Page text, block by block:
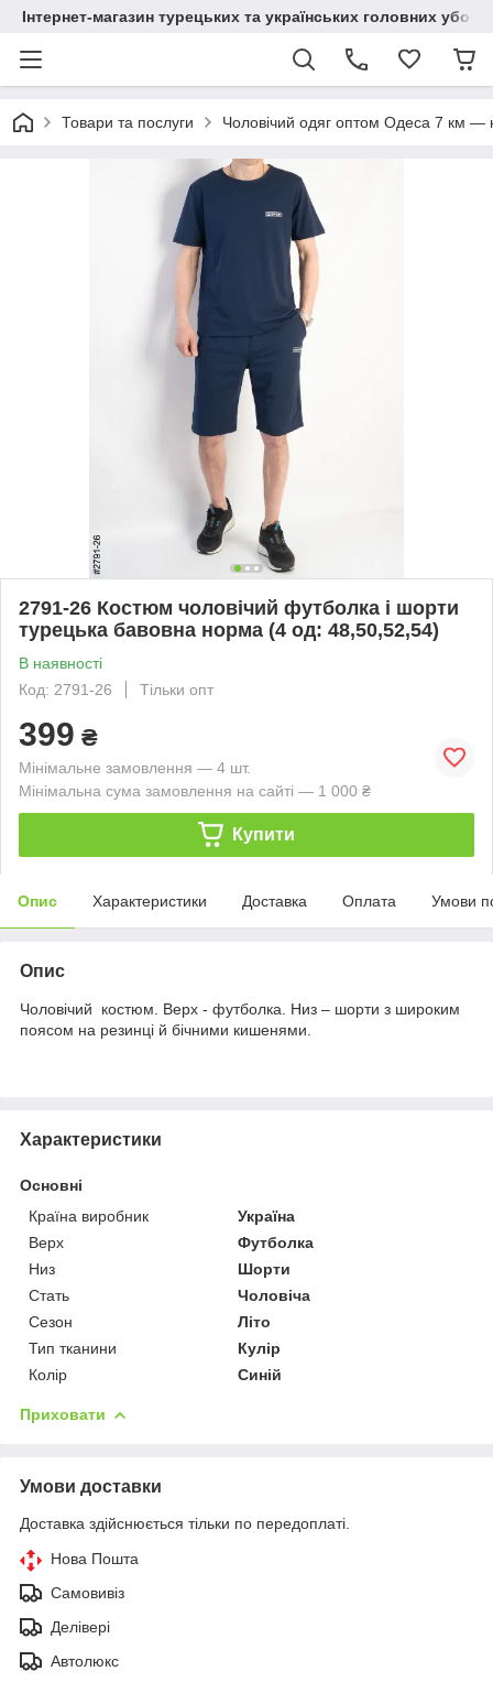
Інтернет-магазин турецьких та українських головних
Товари та послуги Чоловічий одяг оптом Одеса 7 км —
2791-26 Костюм чоловічий футболка і шорти
турецька бавовна норма (4 од: 48,50,52,54)
В наявності
Код: 2791-26
Тільки опт
399 ₴
Мінімальне замовлення — 4 шт.
Мінімальна сума замовлення на сайті — 1 000 ₴
Купити
Опис Характеристики Доставка Оплата Умови
Опис
Чоловічий костюм. Верх - футболка. Низ – шорти з широким
поясом на резинці й бічними кишенями.
Характеристики
Основні
Країна виробник
Україна
Верх
Футболка
Низ
Шорти
Стать
Чоловіча
Сезон
Літо
Тип тканини
Кулір
Колір
Синій
Приховати
Умови доставки
Доставка здійснюється тільки по передоплаті.
Нова Пошта
Самовивіз
Делівері
Автолюкс